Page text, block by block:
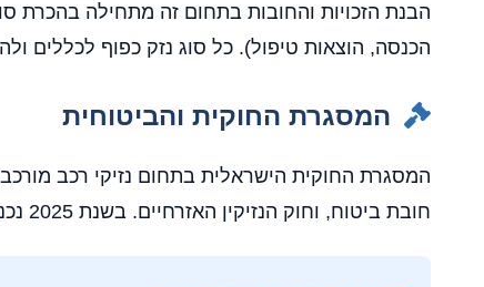
הבנת הזכויות והחובות בתחום זה מתחילה בהכרת
הכנסה, הוצאות טיפול). כל סוג נזק כפוף לכללים
המסגרת החוקית והביטוחית
המסגרת החוקית הישראלית בתחום נזיקי רכב
חובת ביטוח, וחוק הנזיקין האזרחיים. בשנת 2025 נכנסו לתוקף תיקונים חשובים הנוגעים לטיפול בתביעות קטנות ולהאצת ההליכים.